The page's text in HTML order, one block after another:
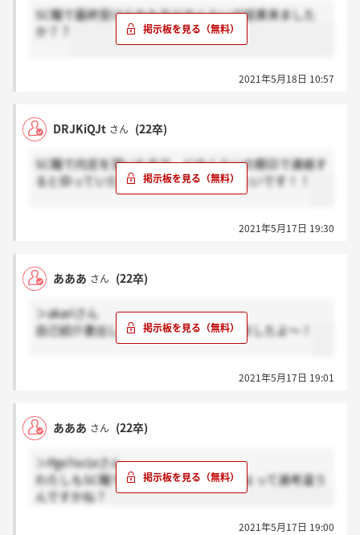
SC職で最終受けられた方どのくらいで結果来ました
か？？
2021年5月18日 10:57
DRJKiQJt さん (22卒)
SC職で内定を頂いた方で、どのくらいの期日で連絡す
ると仰っていたかわかる人教えて頂きたいです！！
2021年5月17日 19:30
あああ さん (22卒)
＞akariさん
自己紹介書出したらすぐにメールが来ましたよ～！
2021年5月17日 19:01
あああ さん (22卒)
＞Pge7sv1eさん
わたしもSC職です、、。エリアとかによって選考違う
んですかね？
2021年5月17日 19:00